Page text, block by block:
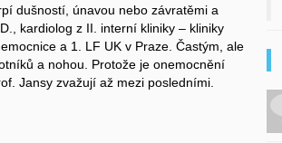
dušností, únavou nebo závratěmi a
kardiolog z II. interní kliniky – kliniky
a 1. LF UK v Praze. Častým, ale
a nohou. Protože je onemocnění
Jansy zvažují až mezi posledními.